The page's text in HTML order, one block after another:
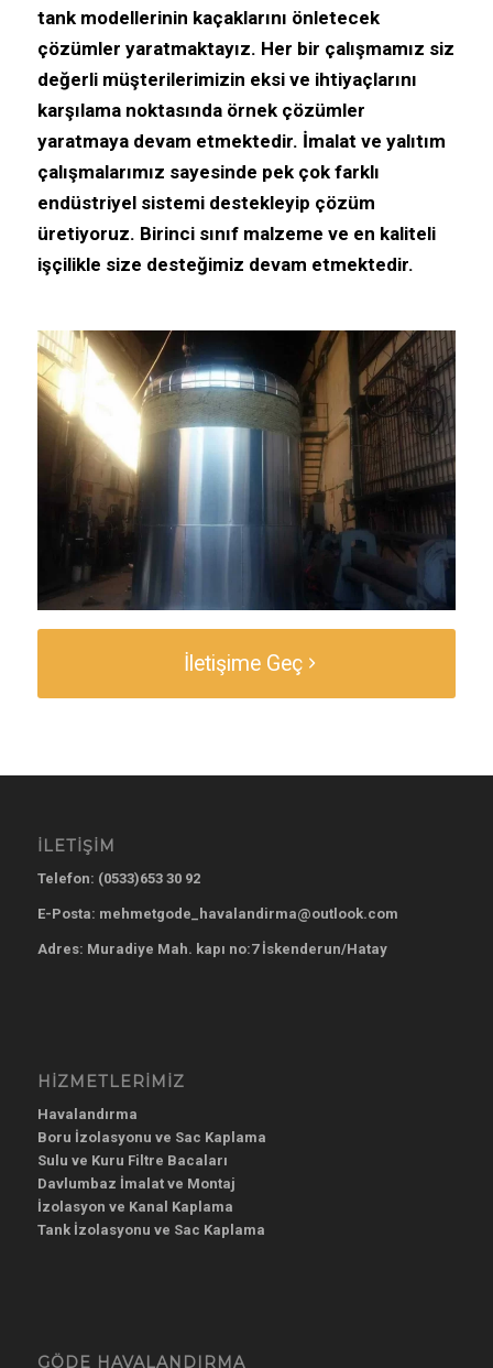
tank modellerinin kaçaklarını önletecek
çözümler yaratmaktayız. Her bir çalışmamız siz
değerli müşterilerimizin eksi ve ihtiyaçlarını
karşılama noktasında örnek çözümler
yaratmaya devam etmektedir. İmalat ve yalıtım
çalışmalarımız sayesinde pek çok farklı
endüstriyel sistemi destekleyip çözüm
üretiyoruz. Birinci sınıf malzeme ve en kaliteli
işçilikle size desteğimiz devam etmektedir.
İletişime Geç
İLETIŞIM
Telefon: (0533)653 30 92
E-Posta: mehmetgode_havalandirma@outlook.com
Adres: Muradiye Mah. kapı no:7 İskenderun/Hatay
HIZMETLERIMIZ
Havalandırma
Boru İzolasyonu ve Sac Kaplama
Sulu ve Kuru Filtre Bacaları
Davlumbaz İmalat ve Montaj
İzolasyon ve Kanal Kaplama
Tank İzolasyonu ve Sac Kaplama
GÖDE HAVALANDIRMA